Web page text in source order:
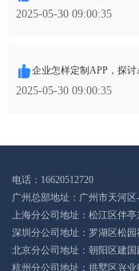
2025-05-30 09:00:35
企业怎样定制APP，探
2025-05-30 09:00:35
电话：16620512720
广州总部地址：广州市天河
上海分公司地址：松江区伴亭
深圳分公司地址：罗湖区松
北京分公司地址：朝阳区建
杭州分公司地址：拱墅区兴